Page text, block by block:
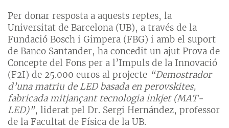
Per donar resposta a aquests reptes, la
Universitat de Barcelona (UB), a través de la
Fundació Bosch i Gimpera (FBG) i amb el suport
de Banco Santander, ha concedit un ajut Prova de
Concepte del Fons per a l’Impuls de la Innovació
(F2I) de 25.000 euros al projecte “Demostrador
d’una matriu de LED basada en perovskites,
fabricada mitjançant tecnologia inkjet (MAT-
LED)”, liderat pel Dr. Sergi Hernández, professor
de la Facultat de Física de la UB.